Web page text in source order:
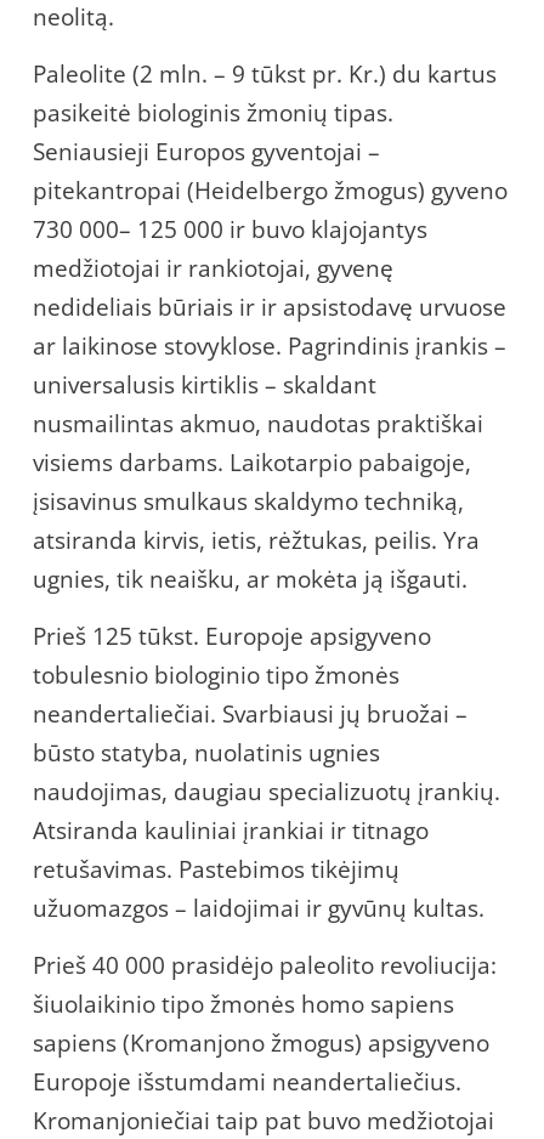
neolitą.
Paleolite (2 mln. – 9 tūkst pr. Kr.) du kartus
pasikeitė biologinis žmonių tipas.
Seniausieji Europos gyventojai –
pitekantropai (Heidelbergo žmogus) gyveno
730 000– 125 000 ir buvo klajojantys
medžiotojai ir rankiotojai, gyvenę
nedideliais būriais ir ir apsistodavę urvuose
ar laikinose stovyklose. Pagrindinis įrankis –
universalusis kirtiklis – skaldant
nusmailintas akmuo, naudotas praktiškai
visiems darbams. Laikotarpio pabaigoje,
įsisavinus smulkaus skaldymo techniką,
atsiranda kirvis, ietis, rėžtukas, peilis. Yra
ugnies, tik neaišku, ar mokėta ją išgauti.
Prieš 125 tūkst. Europoje apsigyveno
tobulesnio biologinio tipo žmonės
neandertaliečiai. Svarbiausi jų bruožai –
būsto statyba, nuolatinis ugnies
naudojimas, daugiau specializuotų įrankių.
Atsiranda kauliniai įrankiai ir titnago
retušavimas. Pastebimos tikėjimų
užuomazgos – laidojimai ir gyvūnų kultas.
Prieš 40 000 prasidėjo paleolito revoliucija:
šiuolaikinio tipo žmonės homo sapiens
sapiens (Kromanjono žmogus) apsigyveno
Europoje išstumdami neandertaliečius.
Kromanjoniečiai taip pat buvo medžiotojai